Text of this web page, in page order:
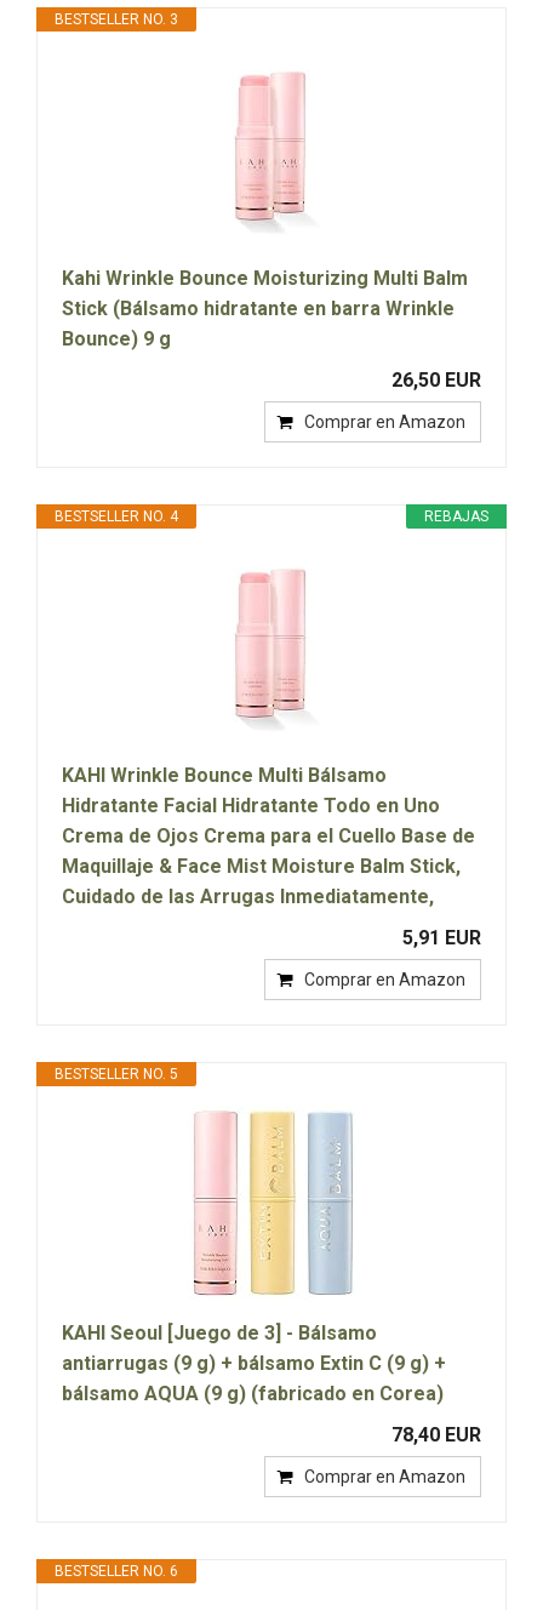
BESTSELLER NO. 3
Kahi Wrinkle Bounce Moisturizing Multi Balm
Stick (Bálsamo hidratante en barra Wrinkle
Bounce) 9 g
26,50 EUR
Comprar en Amazon
REBAJAS
BESTSELLER NO. 4
KAHI Wrinkle Bounce Multi Bálsamo
Hidratante Facial Hidratante Todo en Uno
Crema de Ojos Crema para el Cuello Base de
Maquillaje & Face Mist Moisture Balm Stick,
Cuidado de las Arrugas Inmediatamente,
5,91 EUR
Comprar en Amazon
BESTSELLER NO. 5
KAHI Seoul [Juego de 3] - Bálsamo
antiarrugas (9 g) + bálsamo Extin C (9 g) +
bálsamo AQUA (9 g) (fabricado en Corea)
78,40 EUR
Comprar en Amazon
BESTSELLER NO. 6